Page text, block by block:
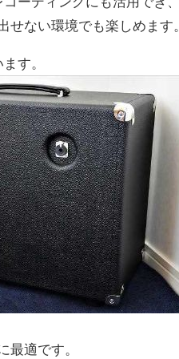
せない環境でも楽しめます
す。
最適です。